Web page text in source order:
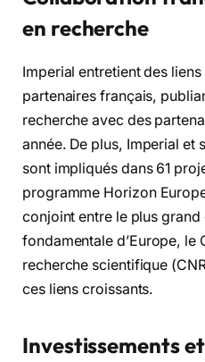
en recherche
Imperial entretient des
partenaires français,
recherche avec des
année. De plus, Imperial et
sont impliqués dans 61
programme Horizon
conjoint entre le plus
fondamentale d’Europe, le
recherche scientifique
ces liens croissants.
Investissements